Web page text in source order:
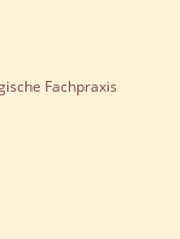
Fachpraxis